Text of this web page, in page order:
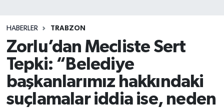
HABERLER TRABZON
Zorlu’dan Mecliste Sert
Tepki: “Belediye
başkanlarımız hakkındaki
suçlamalar iddia ise, neden
Teknoloji
TRABZON
TRABZONSPOR